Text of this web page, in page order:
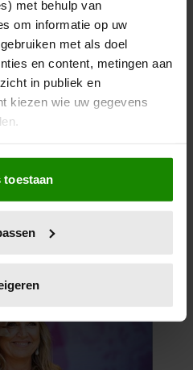
met behulp van
om informatie op uw
met als doel
en content, metingen aan
in publiek en
kiezen wie uw gegevens
ook graag:
over uw geografische
meter nauwkeurig kan zijn
(fingerprinting)
in het
en advertenties te
toestaan
UIT VOOR
TIJDENS